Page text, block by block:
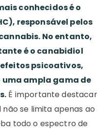
conhecidos é o
responsável pelos
No entanto,
é o canabidiol
psicoativos,
ampla gama de
É importante destacar
se limita apenas ao
todo o espectro de